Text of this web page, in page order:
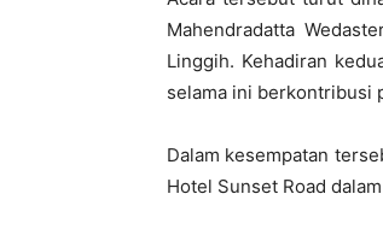
Mahendradatta
Linggih. Kehadiran
selama ini berkontribusi
Dalam kesempatan
Hotel Sunset Road